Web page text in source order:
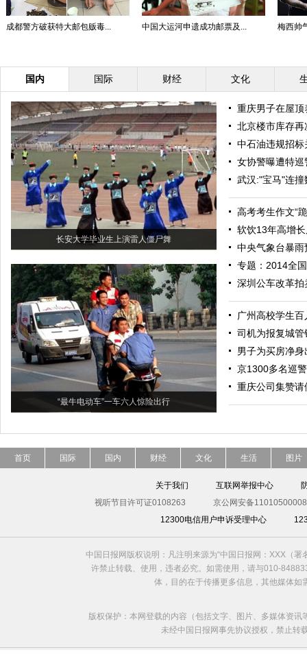
成都警方破获特大邮包贩毒... 中国大运河申遗成功邮票及... 梅西帅
国内 国际 财经 文化
长安大学毕业生上演雷人僵尸舞
“最牛电动车”一车六人惊险出行
重庆男子在屋
北京楼市库存
中石油违规招
女协警曝遭特
武汉:"宝马"连
高考考生作文“
软饮13年高增
中央气象台暴
专题：2014全
深圳公车改革
广州高校学生
司机为报复城
男子为买房净
京1300多名巡
重庆公司集赞
首页 国际 国内 财经 文化 生活 图片
关于我们 互联网举报中心
视听节目许可证0108263
京公网安备
12300电信用户申诉受理中心
中国日报网版权说明：凡注明来源为“中国日报网：XXX（
许禁止转载、使用，违者必究。如需使用，请与010-
体，目的在于传播更多信息，其他媒体
版权保护：本网登载的内容（包括文字、图片、多媒体资
未经中国日报网事先协议授权，禁止转